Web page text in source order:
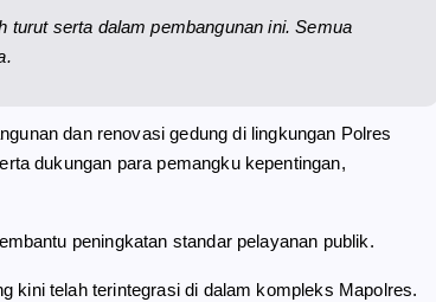
turut serta dalam pembangunan ini. Semua
dan renovasi gedung di lingkungan Polres
dukungan para pemangku kepentingan,
peningkatan standar pelayanan publik.
kini telah terintegrasi di dalam kompleks Mapolres.